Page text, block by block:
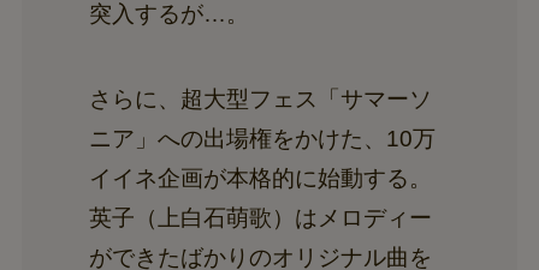
突入するが…。
さらに、超大型フェス「サマーソ
ニア」への出場権をかけた、10万
イイネ企画が本格的に始動する。
英子（上白石萌歌）はメロディー
ができたばかりのオリジナル曲を